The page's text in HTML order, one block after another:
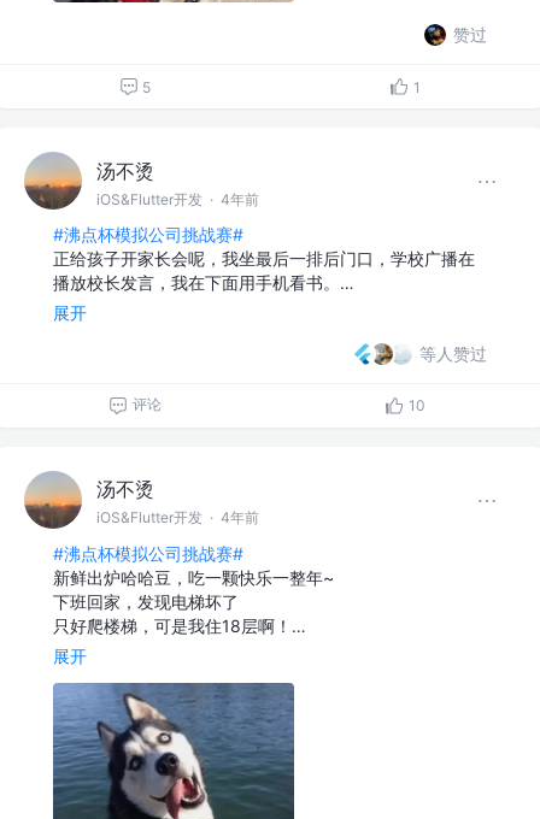
赞过
5 1
汤不烫
iOS&Flutter开发 · 4年前
#沸点杯模拟公司挑战赛#
正给孩子开家长会呢，我坐最后一排后门口，学校广播在
播放校长发言，我在下面用手机看书。…
展开
等人赞过
评论 10
汤不烫
iOS&Flutter开发 · 4年前
#沸点杯模拟公司挑战赛#
新鲜出炉哈哈豆，吃一颗快乐一整年~
下班回家，发现电梯坏了
只好爬楼梯，可是我住18层啊！…
展开